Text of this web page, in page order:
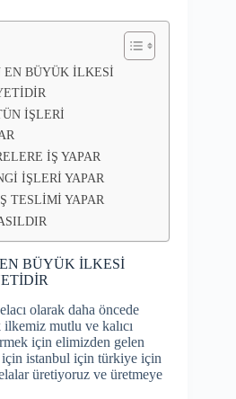
EN BÜYÜK İLKESİ
İŞLERİ
İŞ YAPAR
İŞLERİ YAPAR
TESLİMİ YAPAR
EN BÜYÜK İLKESİ
olarak daha öncede
mutlu ve kalıcı
için elimizden gelen
istanbul için türkiye için
üretiyoruz ve üretmeye